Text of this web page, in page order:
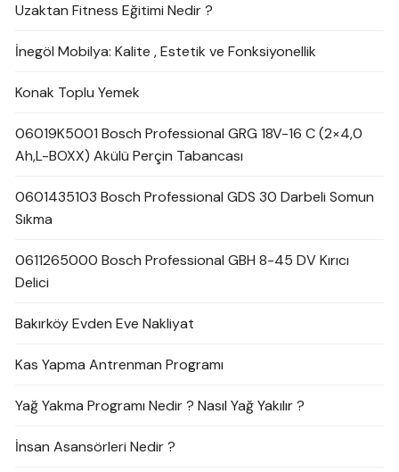
Uzaktan Fitness Eğitimi Nedir ?
İnegöl Mobilya: Kalite , Estetik ve Fonksiyonellik
Konak Toplu Yemek
06019K5001 Bosch Professional GRG 18V-16 C (2×4,0
Ah,L-BOXX) Akülü Perçin Tabancası
0601435103 Bosch Professional GDS 30 Darbeli Somun
Sıkma
0611265000 Bosch Professional GBH 8-45 DV Kırıcı
Delici
Bakırköy Evden Eve Nakliyat
Kas Yapma Antrenman Programı
Yağ Yakma Programı Nedir ? Nasıl Yağ Yakılır ?
İnsan Asansörleri Nedir ?